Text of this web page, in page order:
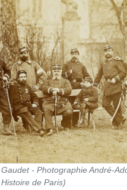
- Photographie André-
de Paris)